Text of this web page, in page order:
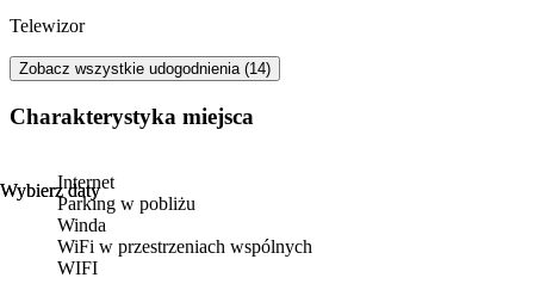
Wybierz daty
Wybierz daty
Telewizor
Zobacz wszystkie udogodnienia (14)
Charakterystyka miejsca
Internet
Parking w pobliżu
Winda
WiFi w przestrzeniach wspólnych
WIFI